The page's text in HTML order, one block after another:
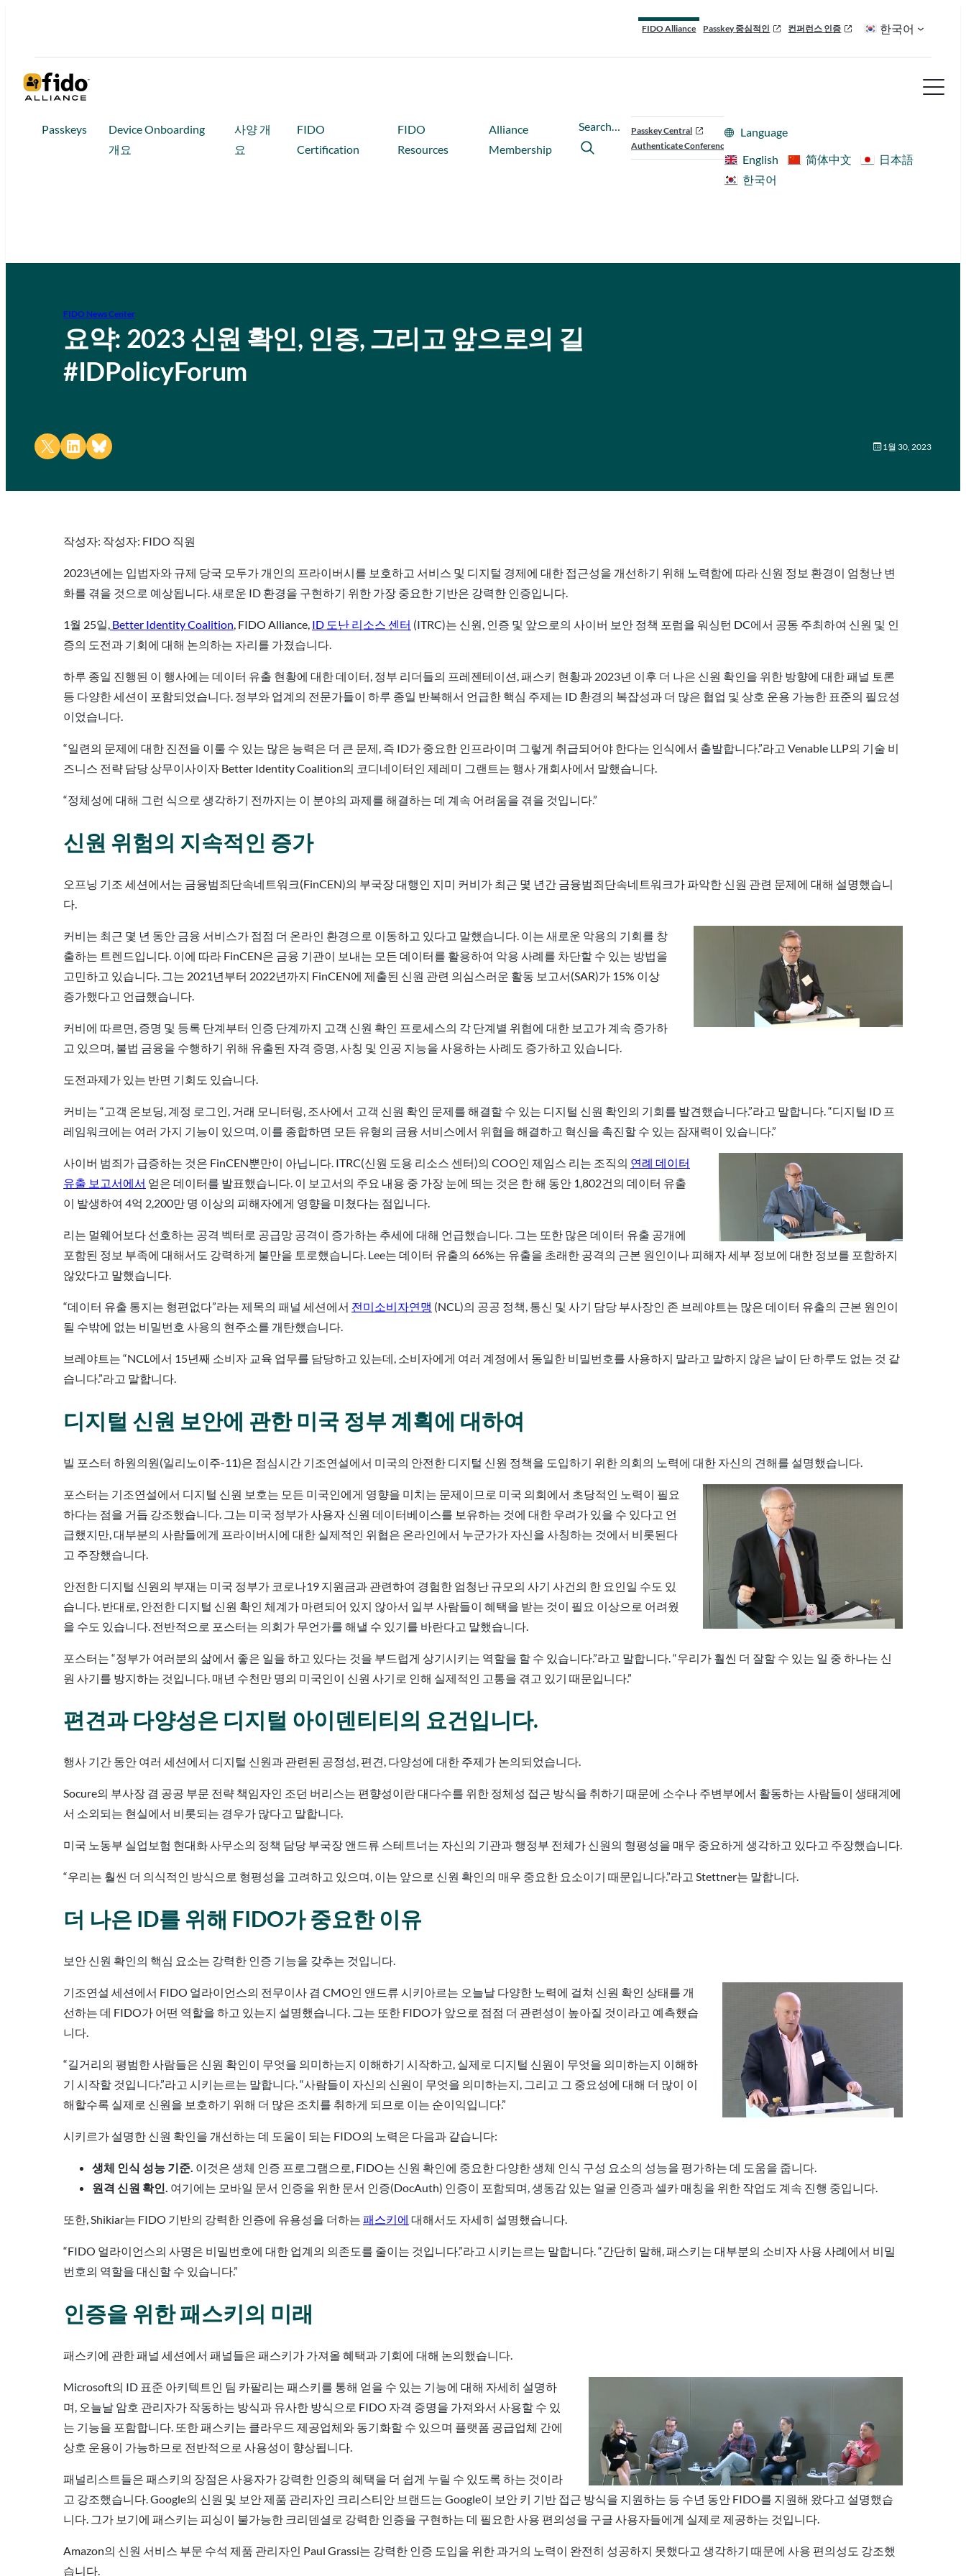
FIDO Alliance Passkey 중심적인 컨퍼런스 인증 한국어
Passkeys
Device Onboarding
개요
사양 개
요
FIDO
Certification
FIDO
Resources
Alliance
Membership
Search…
Passkey Central
Authenticate Conference
Language
English
简体中文
日本語
한국어
FIDO News Center
요약: 2023 신원 확인, 인증, 그리고 앞으로의 길
#IDPolicyForum
Share on X Share on LinkedIn
Share on Bluesky 1월 30, 2023
작성자: 작성자: FIDO 직원
2023년에는 입법자와 규제 당국 모두가 개인의 프라이버시를 보호하고 서비스 및 디지털 경제에 대한 접근성을 개선하기 위해 노력함에 따라 신원 정보 환경이 엄청난 변
화를 겪을 것으로 예상됩니다. 새로운 ID 환경을 구현하기 위한 가장 중요한 기반은 강력한 인증입니다.
1월 25일, Better Identity Coalition, FIDO Alliance, ID 도난 리소스 센터 (ITRC)는 신원, 인증 및 앞으로의 사이버 보안 정책 포럼을 워싱턴 DC에서 공동 주최하여 신원 및 인
증의 도전과 기회에 대해 논의하는 자리를 가졌습니다.
하루 종일 진행된 이 행사에는 데이터 유출 현황에 대한 데이터, 정부 리더들의 프레젠테이션, 패스키 현황과 2023년 이후 더 나은 신원 확인을 위한 방향에 대한 패널 토론
등 다양한 세션이 포함되었습니다. 정부와 업계의 전문가들이 하루 종일 반복해서 언급한 핵심 주제는 ID 환경의 복잡성과 더 많은 협업 및 상호 운용 가능한 표준의 필요성
이었습니다.
“일련의 문제에 대한 진전을 이룰 수 있는 많은 능력은 더 큰 문제, 즉 ID가 중요한 인프라이며 그렇게 취급되어야 한다는 인식에서 출발합니다.”라고 Venable LLP의 기술 비
즈니스 전략 담당 상무이사이자 Better Identity Coalition의 코디네이터인 제레미 그랜트는 행사 개회사에서 말했습니다.
“정체성에 대해 그런 식으로 생각하기 전까지는 이 분야의 과제를 해결하는 데 계속 어려움을 겪을 것입니다.”
신원 위험의 지속적인 증가
오프닝 기조 세션에서는 금융범죄단속네트워크(FinCEN)의 부국장 대행인 지미 커비가 최근 몇 년간 금융범죄단속네트워크가 파악한 신원 관련 문제에 대해 설명했습니
다.
커비는 최근 몇 년 동안 금융 서비스가 점점 더 온라인 환경으로 이동하고 있다고 말했습니다. 이는 새로운 악용의 기회를 창
출하는 트렌드입니다. 이에 따라 FinCEN은 금융 기관이 보내는 모든 데이터를 활용하여 악용 사례를 차단할 수 있는 방법을
고민하고 있습니다. 그는 2021년부터 2022년까지 FinCEN에 제출된 신원 관련 의심스러운 활동 보고서(SAR)가 15% 이상
증가했다고 언급했습니다.
커비에 따르면, 증명 및 등록 단계부터 인증 단계까지 고객 신원 확인 프로세스의 각 단계별 위협에 대한 보고가 계속 증가하
고 있으며, 불법 금융을 수행하기 위해 유출된 자격 증명, 사칭 및 인공 지능을 사용하는 사례도 증가하고 있습니다.
도전과제가 있는 반면 기회도 있습니다.
커비는 “고객 온보딩, 계정 로그인, 거래 모니터링, 조사에서 고객 신원 확인 문제를 해결할 수 있는 디지털 신원 확인의 기회를 발견했습니다.”라고 말합니다. “디지털 ID 프
레임워크에는 여러 가지 기능이 있으며, 이를 종합하면 모든 유형의 금융 서비스에서 위협을 해결하고 혁신을 촉진할 수 있는 잠재력이 있습니다.”
사이버 범죄가 급증하는 것은 FinCEN뿐만이 아닙니다. ITRC(신원 도용 리소스 센터)의 COO인 제임스 리는 조직의 연례 데이터
유출 보고서에서 얻은 데이터를 발표했습니다. 이 보고서의 주요 내용 중 가장 눈에 띄는 것은 한 해 동안 1,802건의 데이터 유출
이 발생하여 4억 2,200만 명 이상의 피해자에게 영향을 미쳤다는 점입니다.
리는 멀웨어보다 선호하는 공격 벡터로 공급망 공격이 증가하는 추세에 대해 언급했습니다. 그는 또한 많은 데이터 유출 공개에
포함된 정보 부족에 대해서도 강력하게 불만을 토로했습니다. Lee는 데이터 유출의 66%는 유출을 초래한 공격의 근본 원인이나 피해자 세부 정보에 대한 정보를 포함하지
않았다고 말했습니다.
“데이터 유출 통지는 형편없다”라는 제목의 패널 세션에서 전미소비자연맹 (NCL)의 공공 정책, 통신 및 사기 담당 부사장인 존 브레야트는 많은 데이터 유출의 근본 원인이
될 수밖에 없는 비밀번호 사용의 현주소를 개탄했습니다.
브레야트는 “NCL에서 15년째 소비자 교육 업무를 담당하고 있는데, 소비자에게 여러 계정에서 동일한 비밀번호를 사용하지 말라고 말하지 않은 날이 단 하루도 없는 것 같
습니다.”라고 말합니다.
디지털 신원 보안에 관한 미국 정부 계획에 대하여
빌 포스터 하원의원(일리노이주-11)은 점심시간 기조연설에서 미국의 안전한 디지털 신원 정책을 도입하기 위한 의회의 노력에 대한 자신의 견해를 설명했습니다.
포스터는 기조연설에서 디지털 신원 보호는 모든 미국인에게 영향을 미치는 문제이므로 미국 의회에서 초당적인 노력이 필요
하다는 점을 거듭 강조했습니다. 그는 미국 정부가 사용자 신원 데이터베이스를 보유하는 것에 대한 우려가 있을 수 있다고 언
급했지만, 대부분의 사람들에게 프라이버시에 대한 실제적인 위협은 온라인에서 누군가가 자신을 사칭하는 것에서 비롯된다
고 주장했습니다.
안전한 디지털 신원의 부재는 미국 정부가 코로나19 지원금과 관련하여 경험한 엄청난 규모의 사기 사건의 한 요인일 수도 있
습니다. 반대로, 안전한 디지털 신원 확인 체계가 마련되어 있지 않아서 일부 사람들이 혜택을 받는 것이 필요 이상으로 어려웠
을 수도 있습니다. 전반적으로 포스터는 의회가 무언가를 해낼 수 있기를 바란다고 말했습니다.
포스터는 “정부가 여러분의 삶에서 좋은 일을 하고 있다는 것을 부드럽게 상기시키는 역할을 할 수 있습니다.”라고 말합니다. “우리가 훨씬 더 잘할 수 있는 일 중 하나는 신
원 사기를 방지하는 것입니다. 매년 수천만 명의 미국인이 신원 사기로 인해 실제적인 고통을 겪고 있기 때문입니다.”
편견과 다양성은 디지털 아이덴티티의 요건입니다.
행사 기간 동안 여러 세션에서 디지털 신원과 관련된 공정성, 편견, 다양성에 대한 주제가 논의되었습니다.
Socure의 부사장 겸 공공 부문 전략 책임자인 조던 버리스는 편향성이란 대다수를 위한 정체성 접근 방식을 취하기 때문에 소수나 주변부에서 활동하는 사람들이 생태계에
서 소외되는 현실에서 비롯되는 경우가 많다고 말합니다.
미국 노동부 실업보험 현대화 사무소의 정책 담당 부국장 앤드류 스테트너는 자신의 기관과 행정부 전체가 신원의 형평성을 매우 중요하게 생각하고 있다고 주장했습니다.
“우리는 훨씬 더 의식적인 방식으로 형평성을 고려하고 있으며, 이는 앞으로 신원 확인의 매우 중요한 요소이기 때문입니다.”라고 Stettner는 말합니다.
더 나은 ID를 위해 FIDO가 중요한 이유
보안 신원 확인의 핵심 요소는 강력한 인증 기능을 갖추는 것입니다.
기조연설 세션에서 FIDO 얼라이언스의 전무이사 겸 CMO인 앤드류 시키아르는 오늘날 다양한 노력에 걸쳐 신원 확인 상태를 개
선하는 데 FIDO가 어떤 역할을 하고 있는지 설명했습니다. 그는 또한 FIDO가 앞으로 점점 더 관련성이 높아질 것이라고 예측했습
니다.
“길거리의 평범한 사람들은 신원 확인이 무엇을 의미하는지 이해하기 시작하고, 실제로 디지털 신원이 무엇을 의미하는지 이해하
기 시작할 것입니다.”라고 시키는르는 말합니다. “사람들이 자신의 신원이 무엇을 의미하는지, 그리고 그 중요성에 대해 더 많이 이
해할수록 실제로 신원을 보호하기 위해 더 많은 조치를 취하게 되므로 이는 순이익입니다.”
시키르가 설명한 신원 확인을 개선하는 데 도움이 되는 FIDO의 노력은 다음과 같습니다:
생체 인식 성능 기준. 이것은 생체 인증 프로그램으로, FIDO는 신원 확인에 중요한 다양한 생체 인식 구성 요소의 성능을 평가하는 데 도움을 줍니다.
원격 신원 확인. 여기에는 모바일 문서 인증을 위한 문서 인증(DocAuth) 인증이 포함되며, 생동감 있는 얼굴 인증과 셀카 매칭을 위한 작업도 계속 진행 중입니다.
또한, Shikiar는 FIDO 기반의 강력한 인증에 유용성을 더하는 패스키에 대해서도 자세히 설명했습니다.
“FIDO 얼라이언스의 사명은 비밀번호에 대한 업계의 의존도를 줄이는 것입니다.”라고 시키는르는 말합니다. “간단히 말해, 패스키는 대부분의 소비자 사용 사례에서 비밀
번호의 역할을 대신할 수 있습니다.”
인증을 위한 패스키의 미래
패스키에 관한 패널 세션에서 패널들은 패스키가 가져올 혜택과 기회에 대해 논의했습니다.
Microsoft의 ID 표준 아키텍트인 팀 카팔리는 패스키를 통해 얻을 수 있는 기능에 대해 자세히 설명하
며, 오늘날 암호 관리자가 작동하는 방식과 유사한 방식으로 FIDO 자격 증명을 가져와서 사용할 수 있
는 기능을 포함합니다. 또한 패스키는 클라우드 제공업체와 동기화할 수 있으며 플랫폼 공급업체 간에
상호 운용이 가능하므로 전반적으로 사용성이 향상됩니다.
패널리스트들은 패스키의 장점은 사용자가 강력한 인증의 혜택을 더 쉽게 누릴 수 있도록 하는 것이라
고 강조했습니다. Google의 신원 및 보안 제품 관리자인 크리스티안 브랜드는 Google이 보안 키 기반 접근 방식을 지원하는 등 수년 동안 FIDO를 지원해 왔다고 설명했습
니다. 그가 보기에 패스키는 피싱이 불가능한 크리덴셜로 강력한 인증을 구현하는 데 필요한 사용 편의성을 구글 사용자들에게 실제로 제공하는 것입니다.
Amazon의 신원 서비스 부문 수석 제품 관리자인 Paul Grassi는 강력한 인증 도입을 위한 과거의 노력이 완전히 성공하지 못했다고 생각하기 때문에 사용 편의성도 강조했
습니다.